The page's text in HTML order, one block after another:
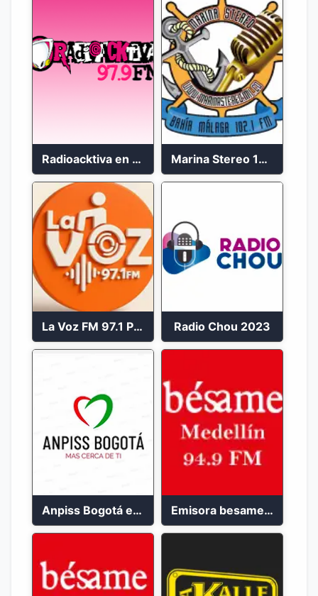
Radioacktiva en vivo 97.9 FM Marina Stereo 102.1 FM
La Voz FM 97.1 Popayán en Vivo Radio Chou 2023
Anpiss Bogotá emisora 2023 Emisora besame medellín 2023